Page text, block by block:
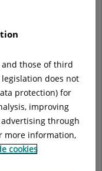
contamos
una atención
facilitan
de los
de enfermería
familia, fomentando
médica y
those of third
does not
protection) for
improving
through
more information,
cookies